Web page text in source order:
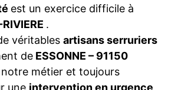
est un exercice difficile à
.
véritables artisans serruriers
de ESSONNE – 91150
métier et toujours
une intervention en urgence